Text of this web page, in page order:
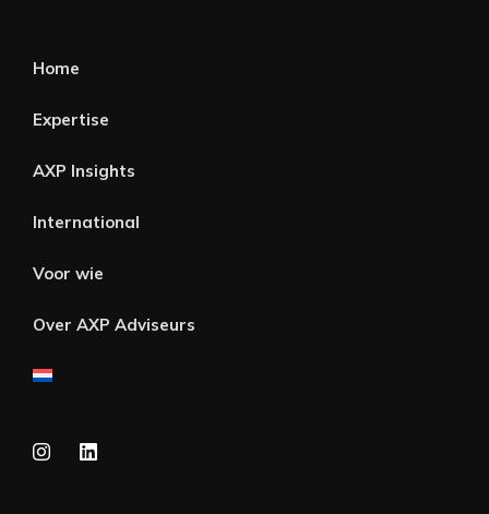
Home
Expertise
AXP Insights
International
Voor wie
Over AXP Adviseurs